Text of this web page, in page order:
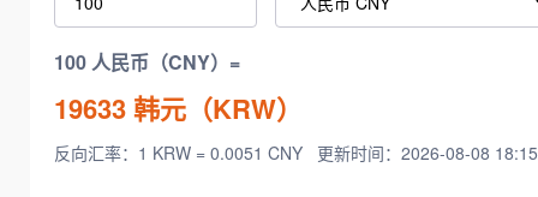
100 人民币（CNY）=
19633韩元（KRW）
反向汇率：1 KRW = 0.0051 CNY 更新时间：2026-08-08